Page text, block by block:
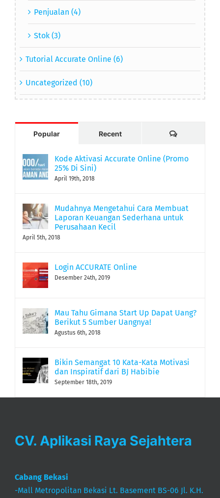
Penjualan (4)
Stok (3)
Tutorial Accurate Online (6)
Uncategorized (10)
Popular Recent Comments
Kode Aktivasi Accurate Online (Promo
25% Di Sini)
April 19th, 2018
Mudahnya Mengetahui Cara Membuat
Laporan Keuangan Sederhana untuk
Perusahaan Kecil
April 5th, 2018
Login ACCURATE Online
Desember 24th, 2019
Mau Tahu Gimana Start Up Dapat Uang?
Berikut 5 Sumber Uangnya!
Agustus 6th, 2018
Bikin Semangat 10 Kata-Kata Motivasi
dan Inspiratif dari BJ Habibie
September 18th, 2019
CV. Aplikasi Raya Sejahtera
Cabang Bekasi
-Mall Metropolitan Bekasi Lt. Basement BS-06 Jl. K.H.